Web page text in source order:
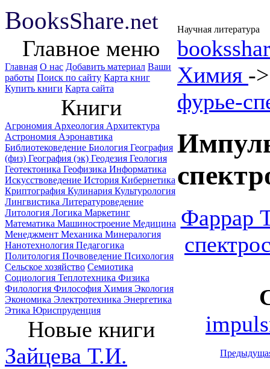
BooksShare.net Научная литература
Главное меню
Главная О нас Добавить материал Ваши
работы Поиск по сайту Карта книг
Купить книги Карта сайта
Книги
Агрономия Археология Архитектура
Астрономия Аэронавтика
Библиотековедение Биология География
(физ) География (эк) Геодезия Геология
Геотектоника Геофизика Информатика
Искусствоведение История Кибернетика
Криптография Кулинария Культурология
Лингвистика Литературоведение
Литология Логика Маркетинг
Математика Машиностроение Медицина
Менеджмент Механика Минералогия
Нанотехнология Педагогика
Политология Почвоведение Психология
Сельское хозяйство Семиотика
Социология Теплотехника Физика
Филология Философия Химия Экология
Экономика Электротехника Энергетика
Этика Юриспруденция
Новые книги
Зайцева Т.И.
Химия -
фурье-
Фаррар